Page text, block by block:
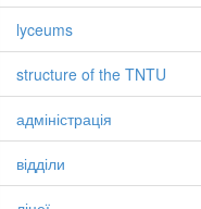
lyceums
structure of the TNTU
адміністрація
відділи